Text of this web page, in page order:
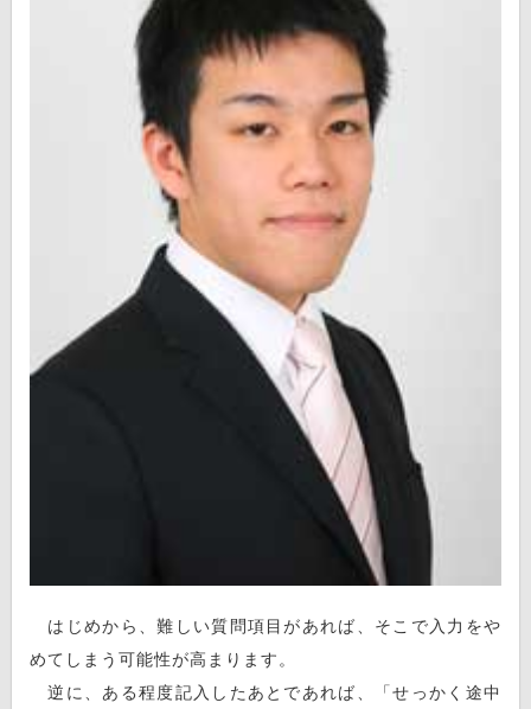
はじめから、難しい質問項目があれば、そこで入力をや
めてしまう可能性が高まります。
逆に、ある程度記入したあとであれば、「せっかく途中